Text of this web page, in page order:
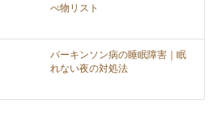
べ物リスト
パーキンソン病の睡眠障害｜眠
れない夜の対処法